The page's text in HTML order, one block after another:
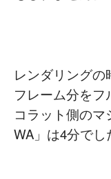
レンダリング
フレーム分をフ
コラット側のマ
WA」は4分でし